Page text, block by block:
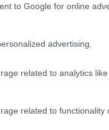
to Google for online
advertising.
related to analytics
related to functionality
ο οποίος
ίχνη
συγκλίνουν
τον
ωστόσο, σύμφωνα
χωρίς